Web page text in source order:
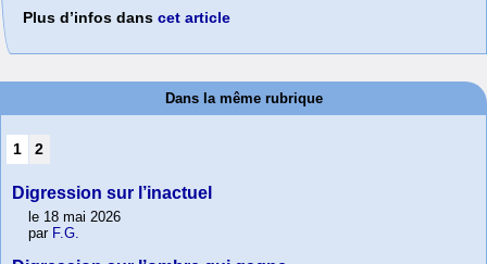
Plus d’infos dans cet article
Dans la même rubrique
1 2
Digression sur l’inactuel
le 18 mai 2026
par F.G.